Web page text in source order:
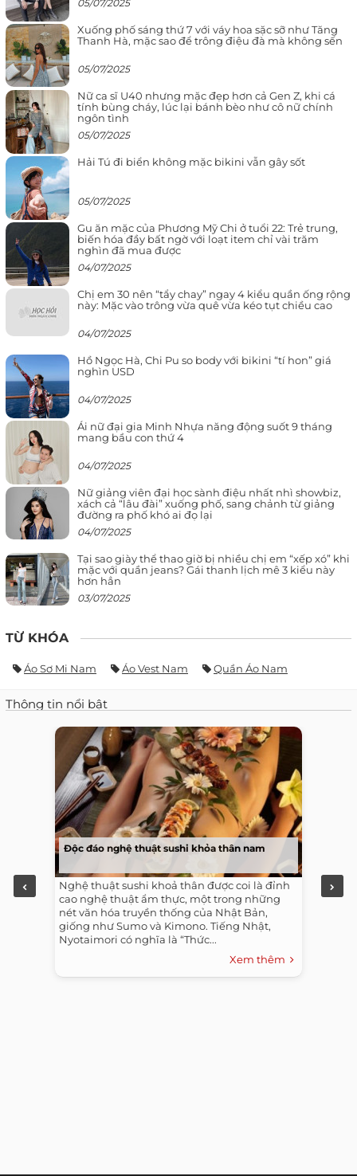
05/07/2025
Xuống phố sáng thứ 7 với váy hoa sặc sỡ như Tăng
Thanh Hà, mặc sao để trông điệu đà mà không sến
05/07/2025
Nữ ca sĩ U40 nhưng mặc đẹp hơn cả Gen Z, khi cá
tính bùng cháy, lúc lại bánh bèo như cô nữ chính
ngôn tình
05/07/2025
Hải Tú đi biển không mặc bikini vẫn gây sốt
05/07/2025
Gu ăn mặc của Phương Mỹ Chi ở tuổi 22: Trẻ trung,
biến hóa đầy bất ngờ với loạt item chỉ vài trăm
nghìn đã mua được
04/07/2025
Chị em 30 nên “tẩy chay” ngay 4 kiểu quần ống rộng
này: Mặc vào trông vừa quê vừa kéo tụt chiều cao
04/07/2025
Hồ Ngọc Hà, Chi Pu so body với bikini “tí hon” giá
nghìn USD
04/07/2025
Ái nữ đại gia Minh Nhựa năng động suốt 9 tháng
mang bầu con thứ 4
04/07/2025
Nữ giảng viên đại học sành điệu nhất nhì showbiz,
xách cả “lâu đài” xuống phố, sang chảnh từ giảng
đường ra phố khó ai đọ lại
04/07/2025
Tại sao giày thể thao giờ bị nhiều chị em “xếp xó” khi
mặc với quần jeans? Gái thanh lịch mê 3 kiểu này
hơn hẳn
03/07/2025
TỪ KHÓA
Áo Sơ Mi Nam Áo Vest Nam Quần Áo Nam
Thông tin nổi bật
Độc đáo nghệ thuật sushi khỏa thân nam
Nghệ thuật sushi khoả thân được coi là đỉnh
cao nghệ thuật ẩm thực, một trong những
nét văn hóa truyền thống của Nhật Bản,
giống như Sumo và Kimono. Tiếng Nhật,
Nyotaimori có nghĩa là “Thức...
Xem thêm